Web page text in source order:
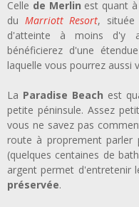
Celle de Merlin est quant
du Marriott Resort,
d'atteinte à moins d'y
bénéficierez d'une
laquelle vous pourrez aussi
La Paradise Beach est
petite péninsule. Assez
vous ne savez pas
route à proprement parler
(quelques centaines de
argent permet d'entretenir
préservée.